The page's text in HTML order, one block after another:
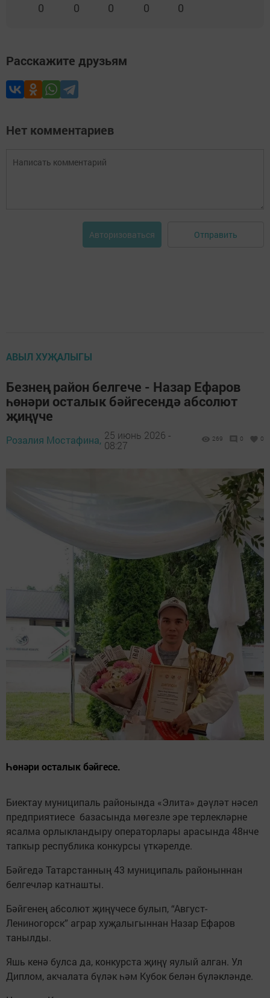
0 0 0 0 0
Расскажите друзьям
Нет комментариев
Авторизоваться Отправить
АВЫЛ ХУҖАЛЫГЫ
Безнең район белгече - Назар Ефаров
һөнәри осталык бәйгесендә абсолют
җиңүче
Розалия Мостафина, 25 июнь 2026 -
08:27
269 0 0
Һөнәри осталык бәйгесе.
Биектау муниципаль районында «Элита» дәүләт нәсел
предприятиесе базасында мөгезле эре терлекләрне
ясалма орлыкландыру операторлары арасында 48нче
тапкыр республика конкурсы үткәрелде.
Бәйгедә Татарстанның 43 муниципаль районыннан
белгечләр катнашты.
Бәйгенең абсолют җиңүчесе булып, “Август-
Лениногорск” аграр хуҗалыгыннан Назар Ефаров
танылды.
Яшь кенә булса да, конкурста җиңү яулый алган. Ул
Диплом, акчалата бүләк һәм Кубок белән бүләкләнде.